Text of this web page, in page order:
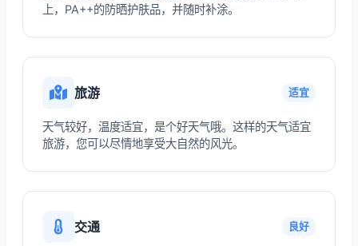
上，PA++的防晒护肤品，并随时补涂。
旅游 适宜
天气较好，温度适宜，是个好天气哦。这样的天气适宜
旅游，您可以尽情地享受大自然的风光。
交通 良好